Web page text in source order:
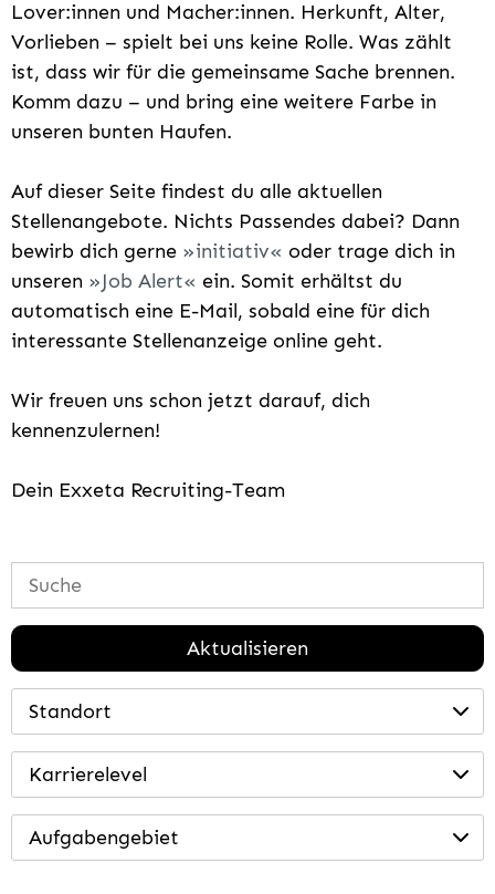
Lover:innen und Macher:innen. Herkunft, Alter,
Vorlieben – spielt bei uns keine Rolle. Was zählt
ist, dass wir für die gemeinsame Sache brennen.
Komm dazu – und bring eine weitere Farbe in
unseren bunten Haufen.
Auf dieser Seite findest du alle aktuellen
Stellenangebote. Nichts Passendes dabei? Dann
bewirb dich gerne
initiativ
oder trage dich in
unseren
Job Alert
ein. Somit erhältst du
automatisch eine E-Mail, sobald eine für dich
interessante Stellenanzeige online geht.
Wir freuen uns schon jetzt darauf, dich
kennenzulernen!
Dein Exxeta Recruiting-Team
Aktualisieren
Standort
Karrierelevel
Aufgabengebiet